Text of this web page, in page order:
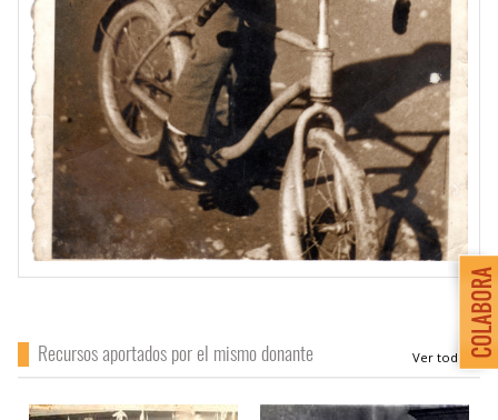
Recursos aportados por el mismo donante